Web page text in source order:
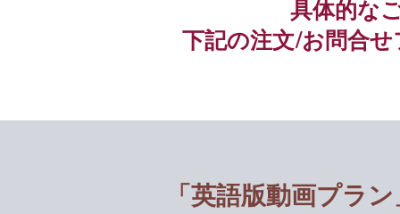
具体的な
下記の注文/お問合
「英語版動画プラ